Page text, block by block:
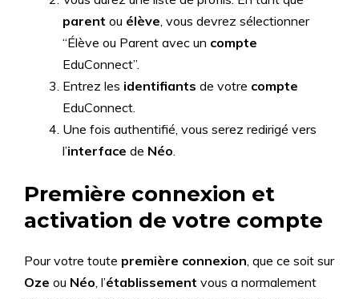
parent ou élève, vous devrez sélectionner
“Élève ou Parent avec un compte
EduConnect”.
Entrez les identifiants de votre compte
EduConnect.
Une fois authentifié, vous serez redirigé vers
l’interface de Néo.
Première connexion et
activation de votre compte
Pour votre toute première connexion, que ce soit sur
Oze ou Néo, l’établissement vous a normalement